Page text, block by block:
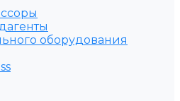
оборудования